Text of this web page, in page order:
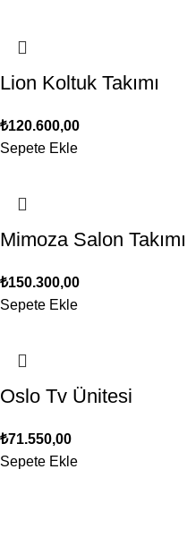
Lion Koltuk Takımı
₺120.600,00
Sepete Ekle
Mimoza Salon Takımı
₺150.300,00
Sepete Ekle
Oslo Tv Ünitesi
₺71.550,00
Sepete Ekle